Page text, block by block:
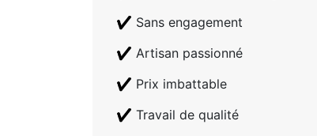
Sans engagement
Artisan passionné
Prix imbattable
Travail de qualité